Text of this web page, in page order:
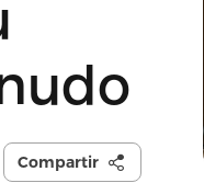
Compartir